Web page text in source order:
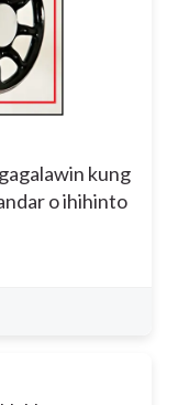
kung
o ihihinto